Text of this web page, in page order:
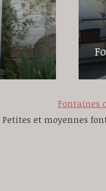
Fontaines
Petites et moyennes